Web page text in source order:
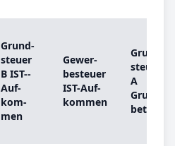
Grund­
steu­er
B IST-­
Auf­
kom­
men
Ge­wer­
be­steu­er
IST-­Auf­
kom­men
Grund­
steu­er
A
Grund­
be­trag